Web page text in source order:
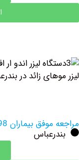
زائد در بندرعباس
بیماران 198
نوبت دهی2